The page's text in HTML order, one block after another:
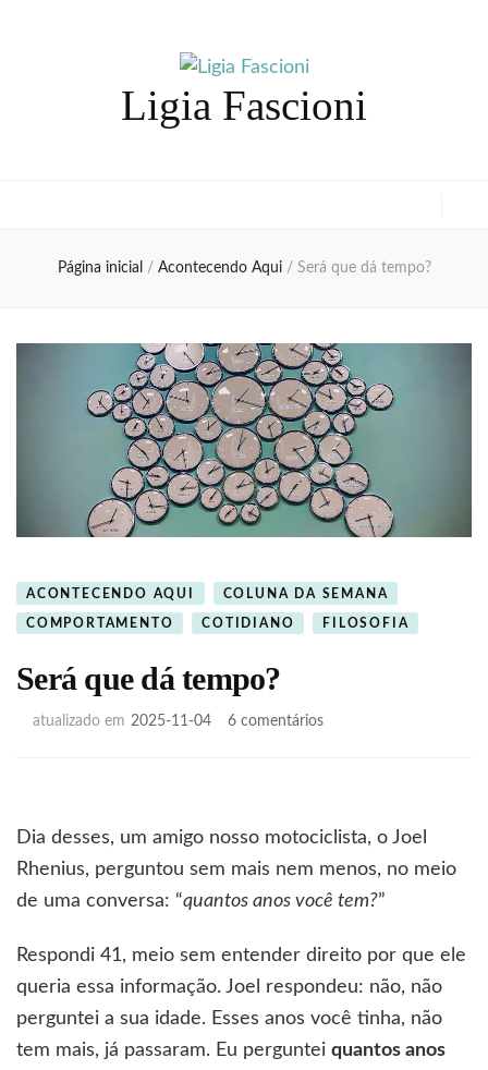
Ligia Fascioni
Página inicial / Acontecendo Aqui / Será que dá tempo?
ACONTECENDO AQUI COLUNA DA SEMANA
COMPORTAMENTO COTIDIANO FILOSOFIA
Será que dá tempo?
atualizado em 2025-11-04 6 comentáriosem
Dia desses, um amigo nosso motociclista, o Joel
Rhenius, perguntou sem mais nem menos, no meio
de uma conversa: “quantos anos você tem?”
Respondi 41, meio sem entender direito por que ele
queria essa informação. Joel respondeu: não, não
perguntei a sua idade. Esses anos você tinha, não
tem mais, já passaram. Eu perguntei quantos anos